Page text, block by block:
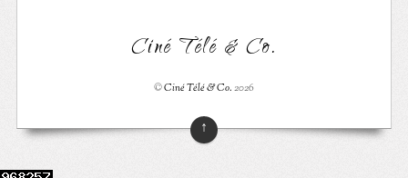
Ciné Télé & Co.
©Ciné Télé & Co.2026
↑